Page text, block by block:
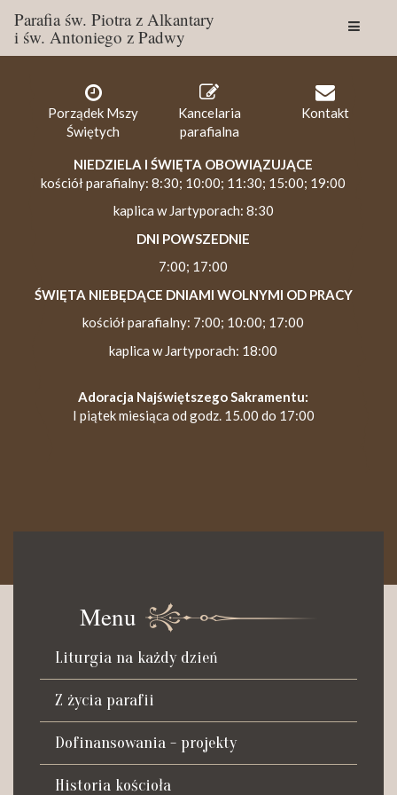
Parafia św. Piotra z Alkantary
i św. Antoniego z Padwy
Porządek Mszy
Świętych
Kancelaria
parafialna
Kontakt
NIEDZIELA I ŚWIĘTA OBOWIĄZUJĄCE
kościół parafialny: 8:30; 10:00; 11:30; 15:00; 19:00
kaplica w Jartyporach: 8:30
DNI POWSZEDNIE
7:00; 17:00
ŚWIĘTA NIEBĘDĄCE DNIAMI WOLNYMI OD PRACY
kościół parafialny: 7:00; 10:00; 17:00
kaplica w Jartyporach: 18:00
Adoracja Najświętszego Sakramentu:
I piątek miesiąca od godz. 15.00 do 17:00
Czynna od poniedziałku do soboty do godz. 8.30 oraz po Mszy
św. wieczornej do godz. 18.00.
Telefon dyżurny: +48 665 034 305
Zwiedzanie kościoła i ekspozycji muzealnej:
kustosz-przewodnik
Roman Postek + 48 667 684 406
Parafia św. Piotra z Alkantary
i św. Antoniego z Padwy
Menu
Liturgia na każdy dzień
Z życia parafii
Dofinansowania - projekty
Historia kościoła